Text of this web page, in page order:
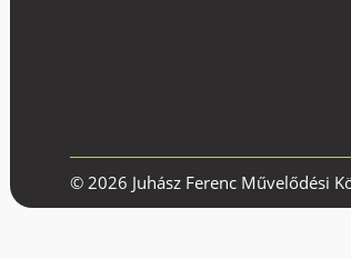
© 2026 Juhász Ferenc Művelődési